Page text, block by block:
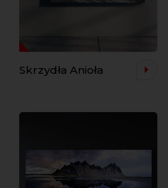
Skrzydła Anioła